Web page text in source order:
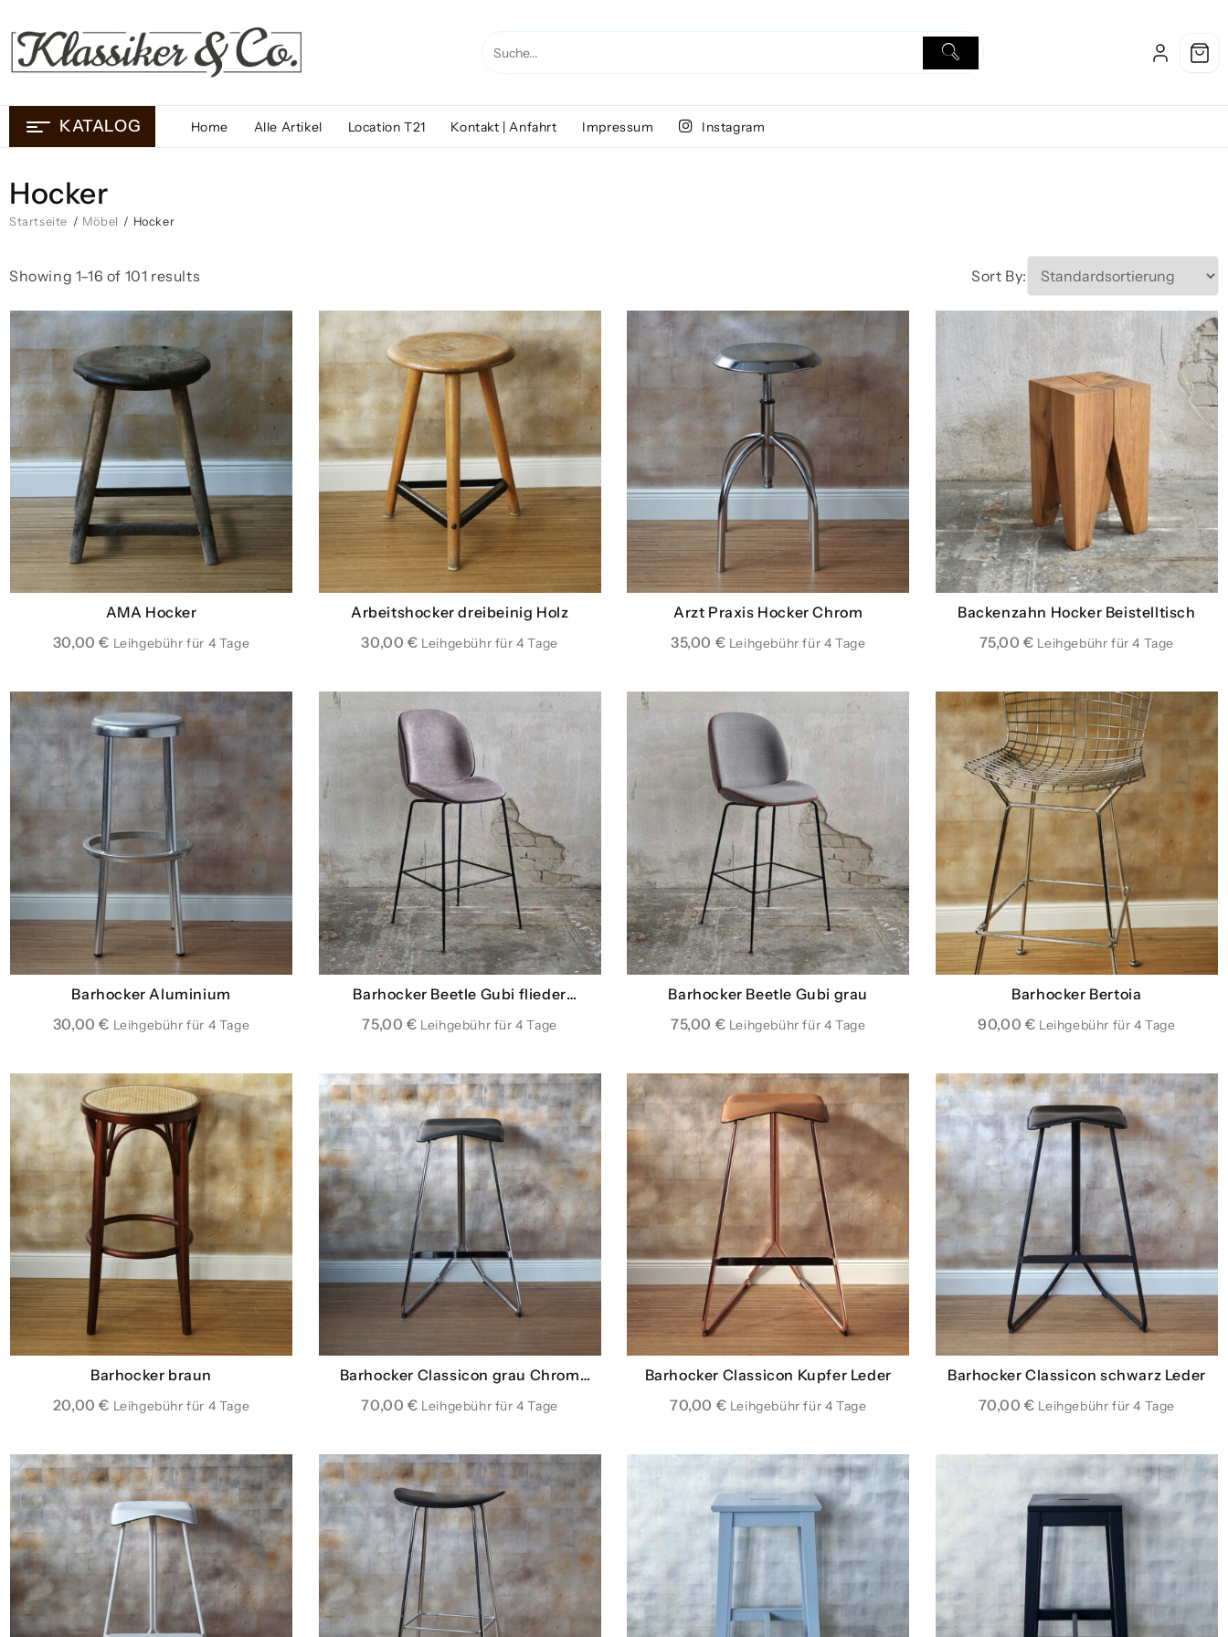
to
content
KATALOG Home Alle Artikel Location T21 Kontakt | Anfahrt Impressum Instagram
Hocker
Startseite / Möbel / Hocker
Showing 1–16 of 101 results Sort By:
AMA Hocker
30,00€
Arbeitshocker dreibeinig Holz
30,00€
Arzt Praxis Hocker Chrom
35,00 €
Backenzahn Hocker Beistelltisch
75,00€
Barhocker Aluminium
30,00€
Barhocker Beetle Gubi flieder
75,00€
Barhocker Beetle Gubi grau
75,00 €
Barhocker Bertoia
90,00 €
Barhocker braun
20,00€
Barhocker Classicon grau Chrom
70,00€
Barhocker Classicon Kupfer Leder
70,00 €
Barhocker Classicon schwarz Leder
70,00€